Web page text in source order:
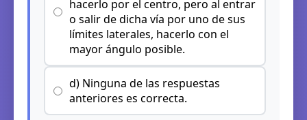
hacerlo por el centro, pero al entrar
o salir de dicha vía por uno de sus
límites laterales, hacerlo con el
mayor ángulo posible.
d) Ninguna de las respuestas
anteriores es correcta.